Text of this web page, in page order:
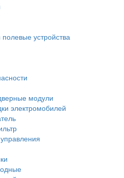
устройства
модули
электромобилей